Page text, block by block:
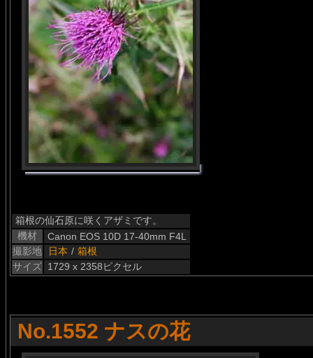
箱根の仙石原に咲くアザミです。
機材
Canon EOS 10D 17-40mm F4L
撮影地
日本 / 箱根
サイズ 1729 x 2358ピクセル
No.1552 ナスの花